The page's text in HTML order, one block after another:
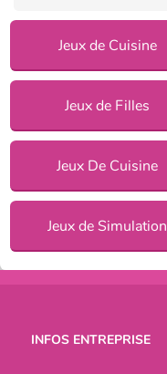
Jeux de Cuisine
Jeux de Filles
Jeux De Cuisine
Jeux de Simulation
INFOS ENTREPRISE